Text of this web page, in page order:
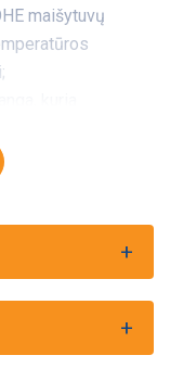
maišytuvų
daugelį